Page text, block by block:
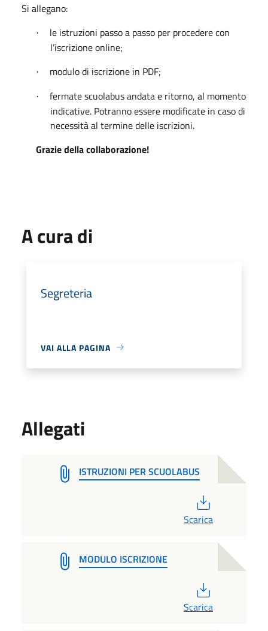
Si allegano:
·
le istruzioni passo a passo per procedere con
l’iscrizione online;
· modulo di iscrizione in PDF;
·
fermate scuolabus andata e ritorno, al momento
indicative. Potranno essere modificate in caso di
necessità al termine delle iscrizioni.
Grazie della collaborazione!
A cura di
Segreteria
VAI ALLA PAGINA
Allegati
ISTRUZIONI PER SCUOLABUS
Scarica
MODULO ISCRIZIONE
Scarica